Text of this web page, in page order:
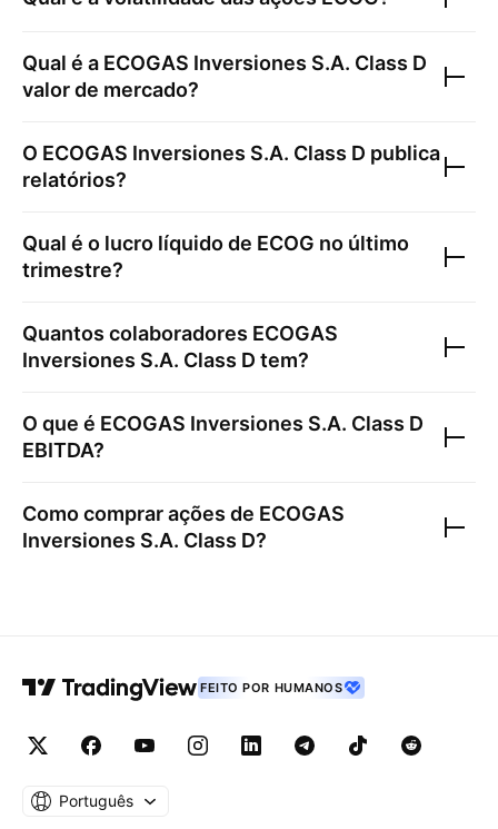
Qual é a ECOGAS Inversiones S.A. Class D
valor de mercado?
O ECOGAS Inversiones S.A. Class D publica
relatórios?
Qual é o lucro líquido de ECOG no último
trimestre?
Quantos colaboradores ECOGAS
Inversiones S.A. Class D tem?
O que é ECOGAS Inversiones S.A. Class D
EBITDA?
Como comprar ações de ECOGAS
Inversiones S.A. Class D?
FEITO POR HUMANOS
Português